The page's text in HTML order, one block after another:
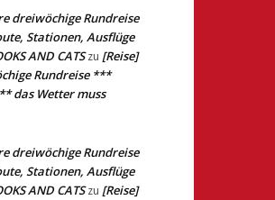
dreiwöchige Rundreise
Stationen, Ausflüge
AND CATSzu [Reise]
Rundreise ***
das Wetter muss
dreiwöchige Rundreise
Stationen, Ausflüge
AND CATSzu [Reise]